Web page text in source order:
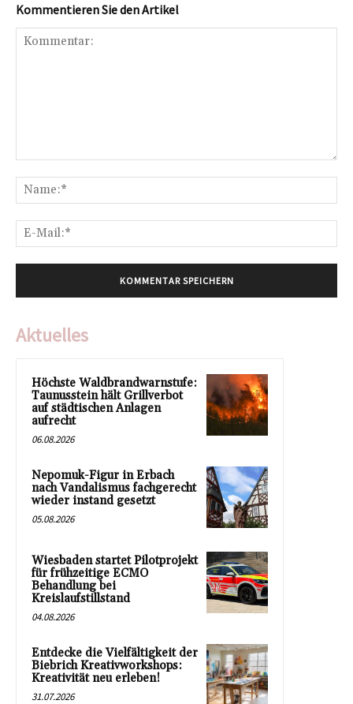
Kommentieren Sie den Artikel
Aktuelles
Höchste Waldbrandwarnstufe:
Taunusstein hält Grillverbot
auf städtischen Anlagen
aufrecht
06.08.2026
Nepomuk-Figur in Erbach
nach Vandalismus fachgerecht
wieder instand gesetzt
05.08.2026
Wiesbaden startet Pilotprojekt
für frühzeitige ECMO
Behandlung bei
Kreislaufstillstand
04.08.2026
Entdecke die Vielfältigkeit der
Biebrich Kreativworkshops:
Kreativität neu erleben!
31.07.2026